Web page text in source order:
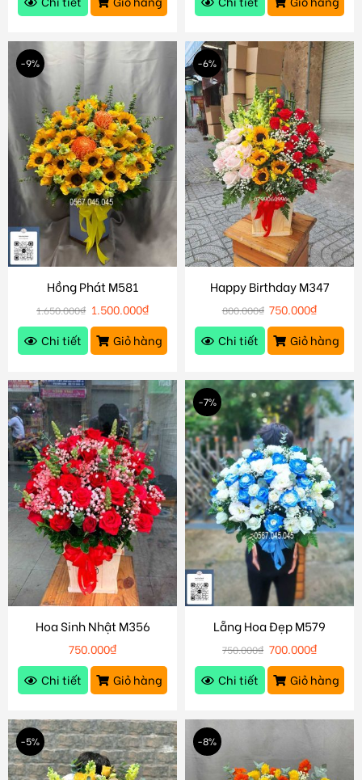
-9%
Hồng Phát M581
1.650.000₫ 1.500.000₫
Chi tiết
Giỏ hàng
-6%
Happy Birthday M347
800.000₫ 750.000₫
Chi tiết
Giỏ hàng
Hoa Sinh Nhật M356
750.000₫
Chi tiết
Giỏ hàng
-7%
Lẵng Hoa Đẹp M579
750.000₫ 700.000₫
Chi tiết
Giỏ hàng
-5% -8%